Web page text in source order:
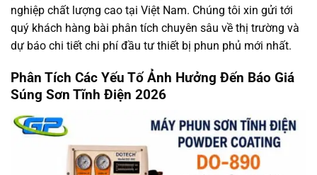
nghiệp chất lượng cao tại Việt Nam. Chúng tôi xin gửi tới
quý khách hàng bài phân tích chuyên sâu về thị trường và
dự báo chi tiết chi phí đầu tư thiết bị phun phủ mới nhất.
Phân Tích Các Yếu Tố Ảnh Hưởng Đến Báo Giá
Súng Sơn Tĩnh Điện 2026